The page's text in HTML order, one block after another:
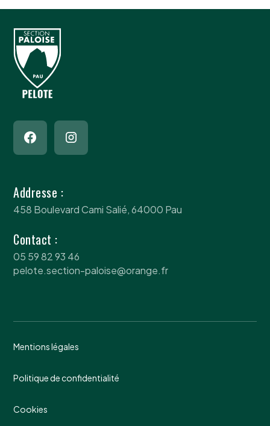
Addresse :
458 Boulevard Cami Salié, 64000 Pau
Contact :
05 59 82 93 46
pelote.section-paloise@orange.fr
Mentions légales
Politique de confidentialité
Cookies